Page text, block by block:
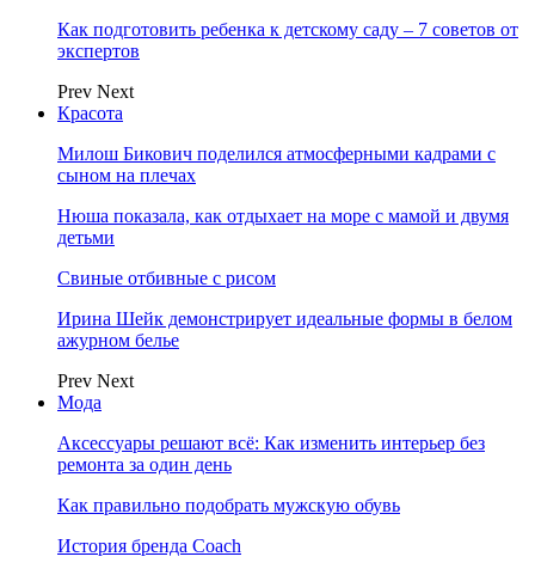
Как подготовить ребенка к детскому саду – 7 советов от
экспертов
Prev Next
Красота
Милош Бикович поделился атмосферными кадрами с
сыном на плечах
Нюша показала, как отдыхает на море с мамой и двумя
детьми
Свиные отбивные с рисом
Ирина Шейк демонстрирует идеальные формы в белом
ажурном белье
Prev Next
Мода
Аксессуары решают всё: Как изменить интерьер без
ремонта за один день
Как правильно подобрать мужскую обувь
История бренда Coach